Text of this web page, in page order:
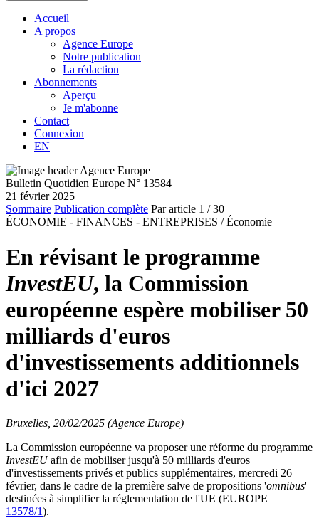
Accueil
A propos
Agence Europe
Notre publication
La rédaction
Abonnements
Aperçu
Je m'abonne
Contact
Connexion
EN
Bulletin Quotidien Europe N° 13584
21 février 2025
Sommaire Publication complète Par article 1 / 30
ÉCONOMIE - FINANCES - ENTREPRISES / Économie
En révisant le programme
InvestEU, la Commission
européenne espère mobiliser 50
milliards d'euros
d'investissements additionnels
d'ici 2027
Bruxelles, 20/02/2025 (Agence Europe)
La Commission européenne va proposer une réforme du programme
InvestEUafin de mobiliser jusqu'à 50 milliards d'euros
d'investissements privés et publics supplémentaires, mercredi 26
février, dans le cadre de la première salve de propositions 'omnibus'
destinées à simplifier la réglementation de l'UE (EUROPE
13578/1).